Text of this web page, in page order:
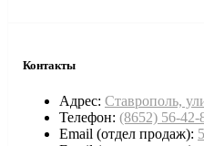
Контакты
Адрес: Ставрополь,
Телефон: (8652) 56-42-
Email (отдел продаж):